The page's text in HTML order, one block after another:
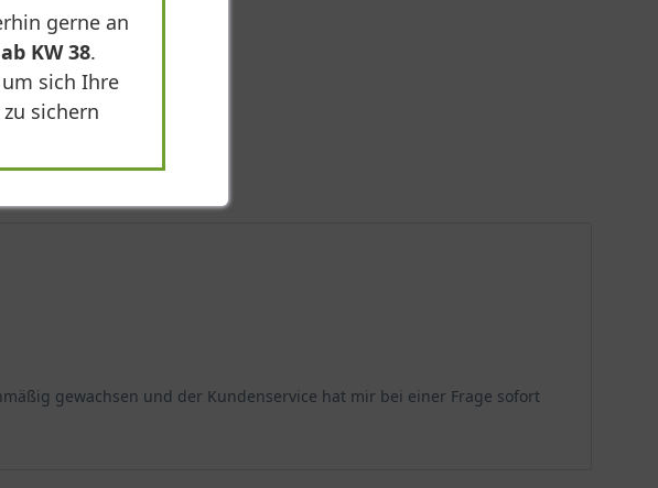
gewachsen und der Kundenservice hat mir bei einer Frage sofort
gerne an
KW 38.
sich Ihre
sichern